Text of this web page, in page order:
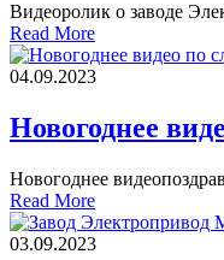
Видеоролик о заводе
Read More
04.09.2023
Новогоднее
Новогоднее
Read More
03.09.2023